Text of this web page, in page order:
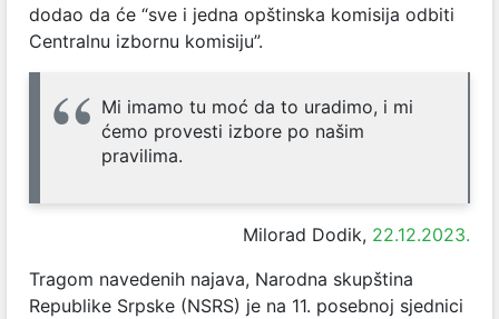
dodao da će “sve i jedna opštinska komisija odbiti
Centralnu izbornu komisiju”.
Mi imamo tu moć da to uradimo, i mi
ćemo provesti izbore po našim
pravilima.
Milorad Dodik, 22.12.2023.
Tragom navedenih najava, Narodna skupština
Republike Srpske (NSRS) je na 11. posebnoj sjednici